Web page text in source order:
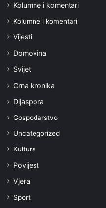
Kolumne i komentari
Kolumne i komentari
Vijesti
Domovina
Svijet
Crna kronika
Dijaspora
Gospodarstvo
Uncategorized
Kultura
Povijest
Vjera
Sport